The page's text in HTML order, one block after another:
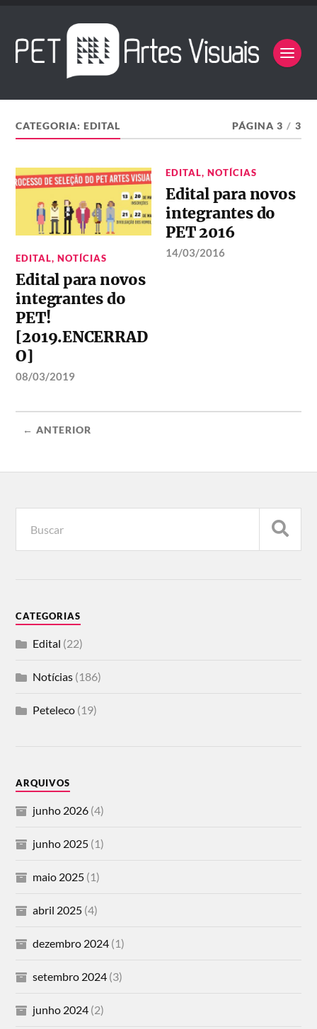
CATEGORIA:EDITAL PÁGINA 3 / 3
EDITAL,NOTÍCIAS
Edital para novos
integrantes do
PET!
[2019.ENCERRAD
O]
08/03/2019
EDITAL,NOTÍCIAS
Edital para novos
integrantes do
PET 2016
14/03/2016
← ANTERIOR
CATEGORIAS
Edital (22)
Notícias (186)
Peteleco (19)
ARQUIVOS
junho 2026 (4)
junho 2025 (1)
maio 2025 (1)
abril 2025 (4)
dezembro 2024 (1)
setembro 2024 (3)
junho 2024 (2)